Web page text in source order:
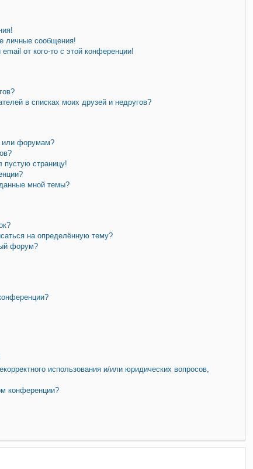
личные сообщения!
от кого-то с этой конференции!
в списках моих друзей и недругов?
или форумам?
пустую страницу!
мной темы?
на определённую тему?
форум?
использования и/или юридических вопросов,
конференции?